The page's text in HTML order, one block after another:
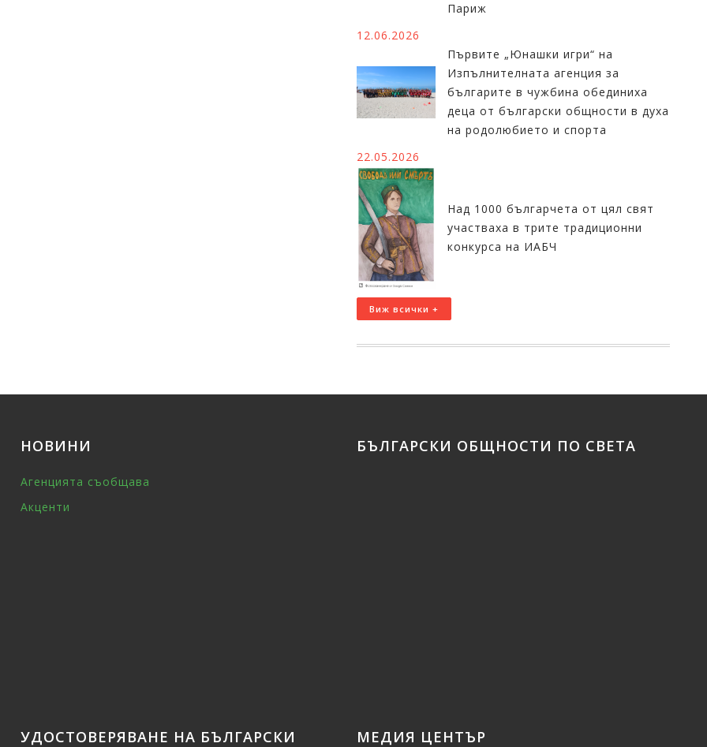
Париж
12.06.2026
Първите „Юнашки игри“ на
Изпълнителната агенция за
българите в чужбина обединиха
деца от български общности в духа
на родолюбието и спорта
22.05.2026
Над 1000 българчета от цял свят
участваха в трите традиционни
конкурса на ИАБЧ
Виж всички +
НОВИНИ
Агенцията съобщава
Акценти
БЪЛГАРСКИ ОБЩНОСТИ ПО СВЕТА
УДОСТОВЕРЯВАНЕ НА БЪЛГАРСКИ
МЕДИЯ ЦЕНТЪР